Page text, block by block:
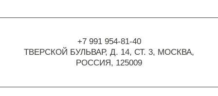
+7 991 954-81-40
ТВЕРСКОЙ БУЛЬВАР, Д. 14, СТ. 3, МОСКВА,
РОССИЯ, 125009